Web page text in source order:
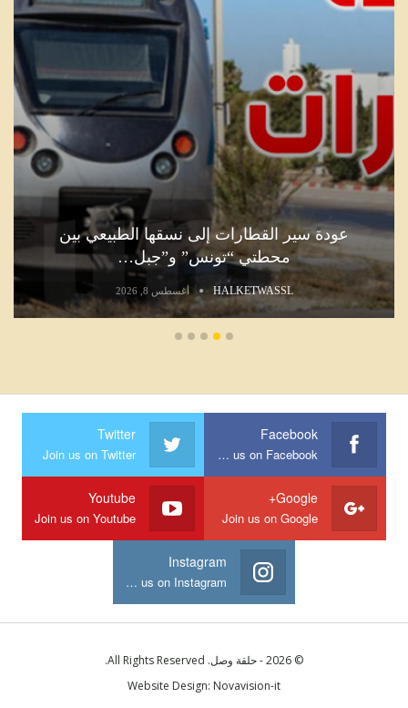
عودة سير القطارات إلى نسقها الطبيعي بين
محطتي “تونس” و”جبل…
HALKETWASSL أغسطس 8, 2026
Facebook
Join us on Facebook
Twitter
Join us on Twitter
Google+
Join us on Google
Youtube
Join us on Youtube
Instagram
Join us on Instagram
© 2026 - حلقة وصل. All Rights Reserved.
Website Design: Novavision-it